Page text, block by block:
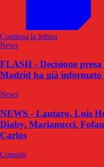
Continua la lettura
News
FLASH - Decisione
Madrid ha già informato
News
NEWS - Lautaro, Luis
Diaby, Marianucci,
Carlos
Consigli